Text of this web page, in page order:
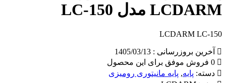
LCDARM مدل LC-150
LCDARM LC-150
آخرین بروزرسانی : 1405/03/13
دسته: پایه, پایه مانیتوری رومیزی